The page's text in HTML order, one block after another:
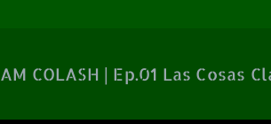
AM COLASH | Ep.01 Las Cosas